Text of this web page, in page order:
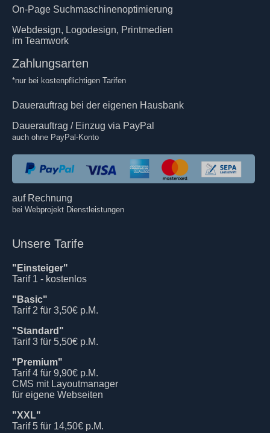
On-Page Suchmaschinenoptimierung
Webdesign, Logodesign, Printmedien
im Teamwork
Zahlungsarten
*nur bei kostenpflichtigen Tarifen
Dauerauftrag bei der eigenen Hausbank
Dauerauftrag / Einzug via PayPal
auch ohne PayPal-Konto
auf Rechnung
bei Webprojekt Dienstleistungen
Unsere Tarife
"Einsteiger"
Tarif 1 - kostenlos
"Basic"
Tarif 2 für 3,50€ p.M.
"Standard"
Tarif 3 für 5,50€ p.M.
"Premium"
Tarif 4 für 9,90€ p.M.
CMS mit Layoutmanager
für eigene Webseiten
"XXL"
Tarif 5 für 14,50€ p.M.